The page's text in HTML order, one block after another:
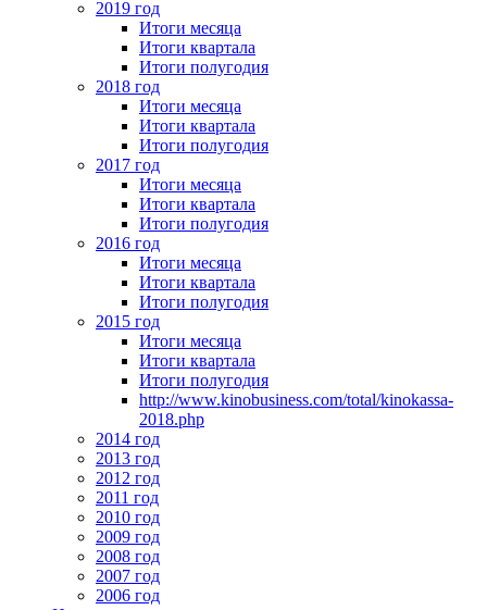
2019 год
Итоги месяца
Итоги квартала
Итоги полугодия
2018 год
Итоги месяца
Итоги квартала
Итоги полугодия
2017 год
Итоги месяца
Итоги квартала
Итоги полугодия
2016 год
Итоги месяца
Итоги квартала
Итоги полугодия
2015 год
Итоги месяца
Итоги квартала
Итоги полугодия
http://www.kinobusiness.com/total/kinokassa-
2018.php
2014 год
2013 год
2012 год
2011 год
2010 год
2009 год
2008 год
2007 год
2006 год